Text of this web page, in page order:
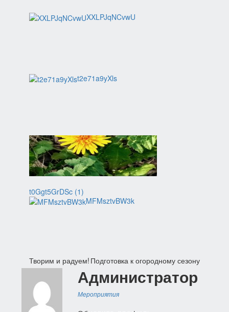
XXLPJqNCvwU
t2e71a9yXls
t0Ggt5GrDSc (1)
MFMsztvBW3k
Навигация
по
записям
Творим и радуем! Подготовка к огородному сезону
Администратор
Мероприятия